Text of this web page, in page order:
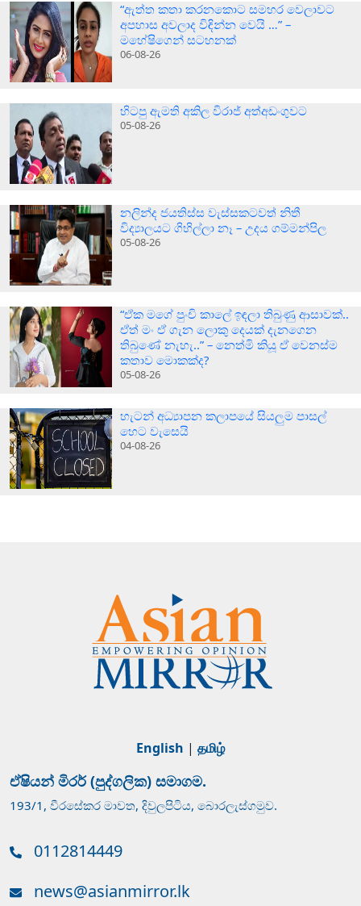
“ඇත්ත කතා කරනකොට සමහර වෙලාවට
අපහාස අවලාද විඳින්න වෙයි …” –
මහේෂිගෙන් සටහනක්
06-08-26
හිටපු ඇමති අකිල විරාජ් අත්අඩංගුවට
05-08-26
නලින්ද ජයතිස්ස වැස්සකටවත් නිතී
විද්‍යාලයට ගිහිල්ලා නෑ – උදය ගම්මන්පිල
05-08-26
“ඒක මගේ පුංචි කාලේ ඉඳලා තිබුණු ආසාවක්..
ඒත් මං ඒ ගැන ලොකු දෙයක් දැනගෙන
තිබුණේ නැහැ..” – නෙත්මි කියූ ඒ වෙනස්ම
කතාව මොකක්ද?
05-08-26
හැටන් අධ්‍යාපන කලාපයේ සියලුම පාසල්
හෙට වැසෙයි
04-08-26
English | தமிழ்
ඒෂියන් මිරර් (පුද්ගලික) සමාගම.
193/1, වීරසේකර මාවත, දිවුලපිටිය, බොරලැස්ගමුව.
0112814449
news@asianmirror.lk